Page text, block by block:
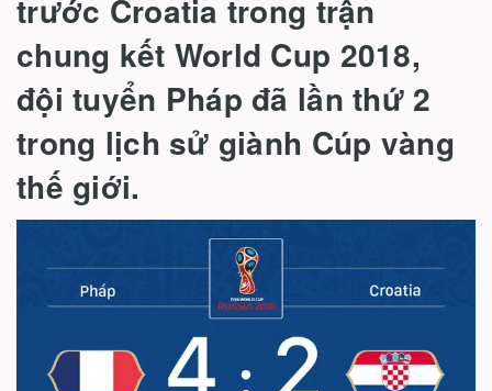
trước Croatia trong trận
chung kết World Cup 2018,
đội tuyển Pháp đã lần thứ 2
trong lịch sử giành Cúp vàng
thế giới.